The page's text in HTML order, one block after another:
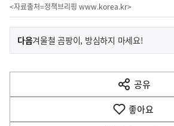
<자료출처=정책브리핑 www.korea.kr>
이
전
다
음
다음기
겨울철 곰팡이, 방심하지 마세요!
공유
열
기
좋아요